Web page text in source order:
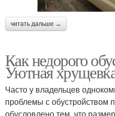
читать дальше →
Как недорого
Уютная
Часто у владельцев
проблемы с обустройством
обусловлено тем, что